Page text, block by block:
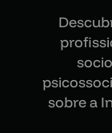
sobre a